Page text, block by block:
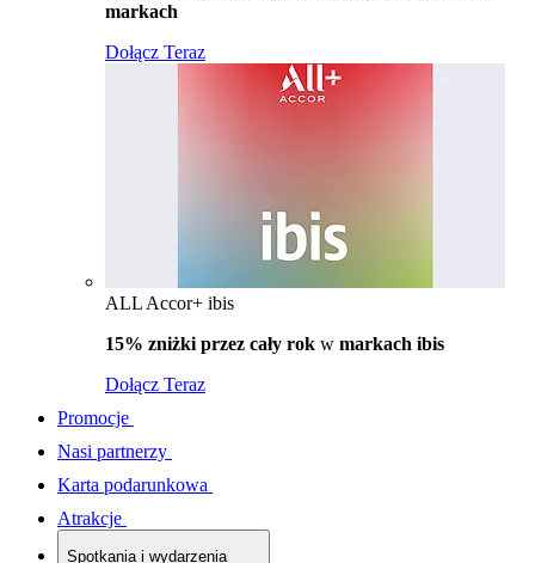
markach
Dołącz Teraz
ALL Accor+ ibis
15% zniżki przez cały rok w markach ibis
Dołącz Teraz
Promocje
Nasi partnerzy
Karta podarunkowa
Atrakcje
Spotkania i wydarzenia